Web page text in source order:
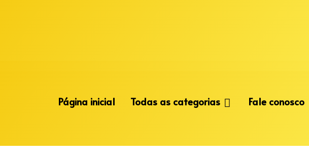
Página inicial Todas as categorias Fale conosco